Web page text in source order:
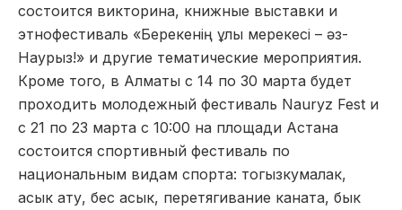
состоится викторина, книжные выставки и
этнофестиваль «Берекенің ұлы мерекесі – әз-
Наурыз!» и другие тематические мероприятия.
Кроме того, в Алматы с 14 по 30 марта будет
проходить молодежный фестиваль Nauryz Fest и
с 21 по 23 марта с 10:00 на площади Астана
состоится спортивный фестиваль по
национальным видам спорта: тогызкумалак,
асык ату, бес асык, перетягивание каната, бык